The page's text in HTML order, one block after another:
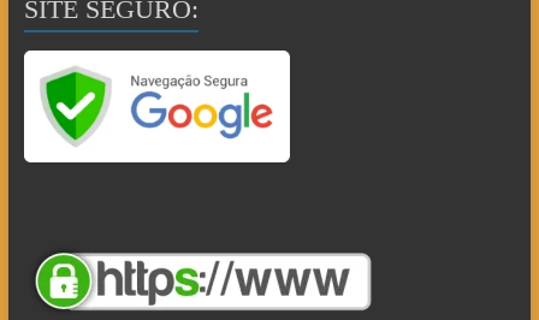
SITE SEGURO: